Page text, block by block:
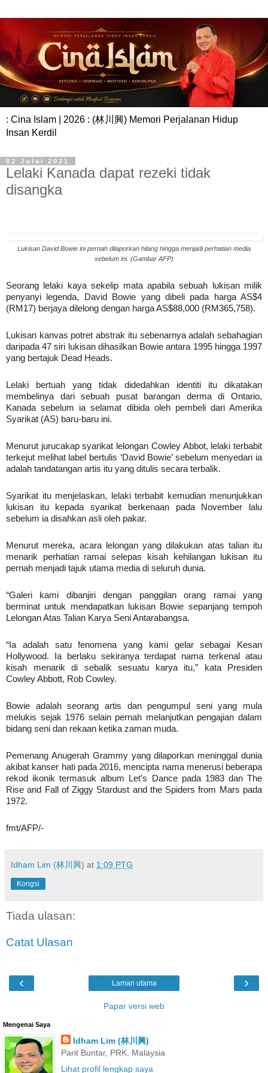
: Cina Islam | 2026 : (林川興) Memori Perjalanan Hidup
Insan Kerdil
02 Julai 2021
Lelaki Kanada dapat rezeki tidak
disangka
Lukisan David Bowie ini pernah dilaporkan hilang hingga menjadi perhatian media
sebelum ini. (Gambar AFP)
Seorang lelaki kaya sekelip mata apabila sebuah lukisan milik
penyanyi legenda, David Bowie yang dibeli pada harga AS$4
(RM17) berjaya dilelong dengan harga AS$88,000 (RM365,758).
Lukisan kanvas potret abstrak itu sebenarnya adalah sebahagian
daripada 47 siri lukisan dihasilkan Bowie antara 1995 hingga 1997
yang bertajuk Dead Heads.
Lelaki bertuah yang tidak didedahkan identiti itu dikatakan
membelinya dari sebuah pusat barangan derma di Ontario,
Kanada sebelum ia selamat dibida oleh pembeli dari Amerika
Syarikat (AS) baru-baru ini.
Menurut jurucakap syarikat lelongan Cowley Abbot, lelaki terbabit
terkejut melihat label bertulis ‘David Bowie’ sebelum menyedari ia
adalah tandatangan artis itu yang ditulis secara terbalik.
Syarikat itu menjelaskan, lelaki terbabit kemudian menunjukkan
lukisan itu kepada syarikat berkenaan pada November lalu
sebelum ia disahkan asli oleh pakar.
Menurut mereka, acara lelongan yang dilakukan atas talian itu
menarik perhatian ramai selepas kisah kehilangan lukisan itu
pernah menjadi tajuk utama media di seluruh dunia.
“Galeri kami dibanjiri dengan panggilan orang ramai yang
berminat untuk mendapatkan lukisan Bowie sepanjang tempoh
Lelongan Atas Talian Karya Seni Antarabangsa.
“Ia adalah satu fenomena yang kami gelar sebagai Kesan
Hollywood. Ia berlaku sekiranya terdapat nama terkenal atau
kisah menarik di sebalik sesuatu karya itu,” kata Presiden
Cowley Abbott, Rob Cowley.
Bowie adalah seorang artis dan pengumpul seni yang mula
melukis sejak 1976 selain pernah melanjutkan pengajian dalam
bidang seni dan rekaan ketika zaman muda.
Pemenang Anugerah Grammy yang dilaporkan meninggal dunia
akibat kanser hati pada 2016, mencipta nama menerusi beberapa
rekod ikonik termasuk album Let’s Dance pada 1983 dan The
Rise and Fall of Ziggy Stardust and the Spiders from Mars pada
1972.
fmt/AFP/-
Idham Lim (林川興) at 1:09 PTG
Kongsi
Tiada ulasan:
Catat Ulasan
‹ ›
Laman utama
Papar versi web
Mengenai Saya
Idham Lim (林川興)
Parit Buntar, PRK, Malaysia
Lihat profil lengkap saya